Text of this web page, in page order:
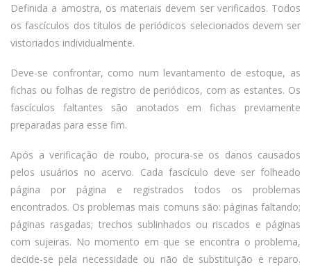
Definida a amostra, os materiais devem ser verificados. Todos
os fascículos dos títulos de periódicos selecionados devem ser
vistoriados individualmente.
Deve-se confrontar, como num levantamento de estoque, as
fichas ou folhas de registro de periódicos, com as estantes. Os
fascículos faltantes são anotados em fichas previamente
preparadas para esse fim.
Após a verificação de roubo, procura-se os danos causados
pelos usuários no acervo. Cada fascículo deve ser folheado
página por página e registrados todos os problemas
encontrados. Os problemas mais comuns são: páginas faltando;
páginas rasgadas; trechos sublinhados ou riscados e páginas
com sujeiras. No momento em que se encontra o problema,
decide-se pela necessidade ou não de substituição e reparo.